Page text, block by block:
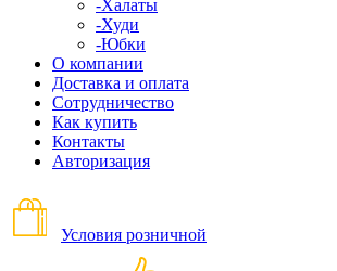
-Халаты
-Худи
-Юбки
О компании
Доставка и оплата
Сотрудничество
Как купить
Контакты
Авторизация
Условия розничной